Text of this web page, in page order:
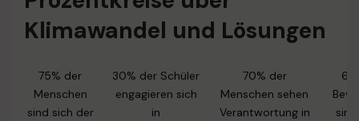
Klimawandel und Lösungen
75% der
Menschen
sind sich der
30% der Schüler
engagieren sich
in
70% der
Menschen sehen
Verantwortung in